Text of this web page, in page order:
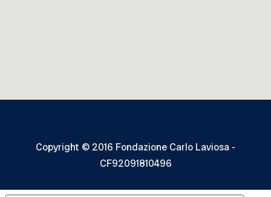
Copyright © 2016 Fondazione Carlo Laviosa -
CF92091810496